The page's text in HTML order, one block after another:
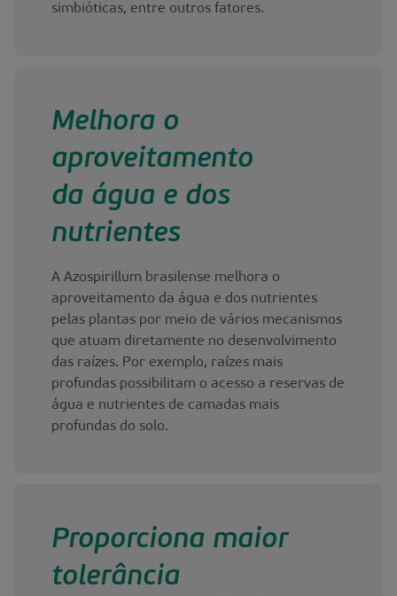
simbióticas, entre outros fatores.
Melhora o
aproveitamento
da água e dos
nutrientes
A Azospirillum brasilense melhora o
aproveitamento da água e dos nutrientes
pelas plantas por meio de vários mecanismos
que atuam diretamente no desenvolvimento
das raízes. Por exemplo, raízes mais
profundas possibilitam o acesso a reservas de
água e nutrientes de camadas mais
profundas do solo.
Proporciona maior
tolerância